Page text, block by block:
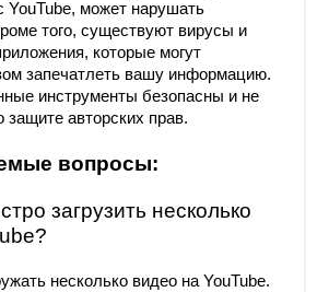
YouTube, может нарушать
того, существуют вирусы и
которые могут
запечатлеть вашу информацию.
инструменты безопасны и не
авторских прав.
вопросы:
загрузить несколько
несколько видео на YouTube.